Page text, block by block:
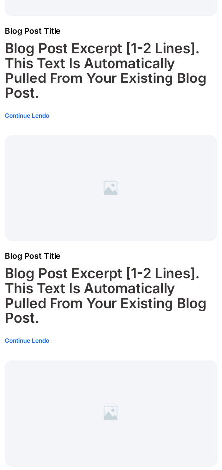
Blog Post Title
Blog Post Excerpt [1-2 Lines].
This Text Is Automatically
Pulled From Your Existing Blog
Post.
Continue Lendo
Blog Post Title
Blog Post Excerpt [1-2 Lines].
This Text Is Automatically
Pulled From Your Existing Blog
Post.
Continue Lendo